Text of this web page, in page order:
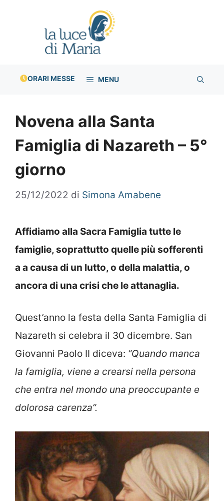
ORARI MESSE MENU
Novena alla Santa
Famiglia di Nazareth – 5°
giorno
25/12/2022 di Simona Amabene
Affidiamo alla Sacra Famiglia tutte le
famiglie, soprattutto quelle più sofferenti
a a causa di un lutto, o della malattia, o
ancora di una crisi che le attanaglia.
Quest’anno la festa della Santa Famiglia di
Nazareth si celebra il 30 dicembre. San
Giovanni Paolo II diceva: “Quando manca
la famiglia, viene a crearsi nella persona
che entra nel mondo una preoccupante e
dolorosa carenza”.